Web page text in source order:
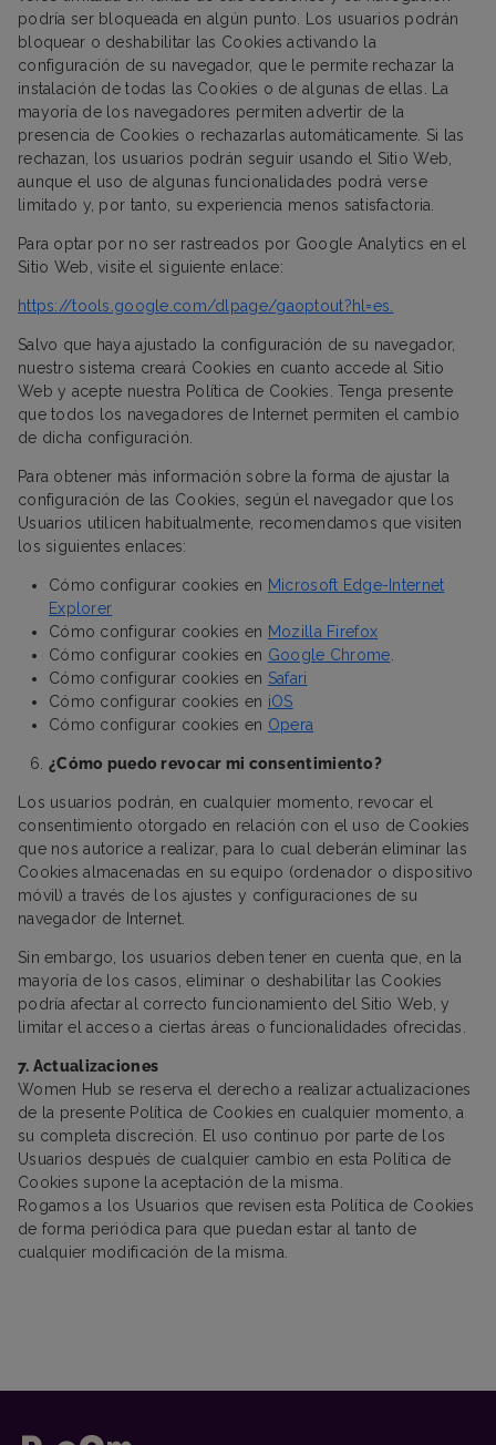
podría ser bloqueada en algún punto. Los usuarios podrán
bloquear o deshabilitar las Cookies activando la
configuración de su navegador, que le permite rechazar la
instalación de todas las Cookies o de algunas de ellas. La
mayoría de los navegadores permiten advertir de la
presencia de Cookies o rechazarlas automáticamente. Si las
rechazan, los usuarios podrán seguir usando el Sitio Web,
aunque el uso de algunas funcionalidades podrá verse
limitado y, por tanto, su experiencia menos satisfactoria.
Para optar por no ser rastreados por Google Analytics en el
Sitio Web, visite el siguiente enlace:
https://tools.google.com/dlpage/gaoptout?hl=es.
Salvo que haya ajustado la configuración de su navegador,
nuestro sistema creará Cookies en cuanto accede al Sitio
Web y acepte nuestra Política de Cookies. Tenga presente
que todos los navegadores de Internet permiten el cambio
de dicha configuración.
Para obtener más información sobre la forma de ajustar la
configuración de las Cookies, según el navegador que los
Usuarios utilicen habitualmente, recomendamos que visiten
los siguientes enlaces:
Cómo configurar cookies en Microsoft Edge-Internet
Explorer
Cómo configurar cookies en Mozilla Firefox
Cómo configurar cookies en Google Chrome
Cómo configurar cookies en Safari
Cómo configurar cookies en iOS
Cómo configurar cookies en Opera
¿Cómo puedo revocar mi consentimiento?
Los usuarios podrán, en cualquier momento, revocar el
consentimiento otorgado en relación con el uso de Cookies
que nos autorice a realizar, para lo cual deberán eliminar las
Cookies almacenadas en su equipo (ordenador o dispositivo
móvil) a través de los ajustes y configuraciones de su
navegador de Internet.
Sin embargo, los usuarios deben tener en cuenta que, en la
mayoría de los casos, eliminar o deshabilitar las Cookies
podría afectar al correcto funcionamiento del Sitio Web, y
limitar el acceso a ciertas áreas o funcionalidades ofrecidas.
7. Actualizaciones
Women Hub se reserva el derecho a realizar actualizaciones
de la presente Política de Cookies en cualquier momento, a
su completa discreción. El uso continuo por parte de los
Usuarios después de cualquier cambio en esta Política de
Cookies supone la aceptación de la misma.
Rogamos a los Usuarios que revisen esta Política de Cookies
de forma periódica para que puedan estar al tanto de
cualquier modificación de la misma.